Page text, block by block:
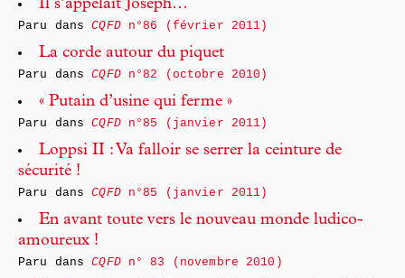
Il s’appelait Joseph…
Paru dansCQFDn°86 (février 2011)
La corde autour du piquet
Paru dansCQFDn°82 (octobre 2010)
« Putain d’usine qui ferme »
Paru dansCQFDn°85 (janvier 2011)
Loppsi II : Va falloir se serrer la ceinture de
sécurité !
Paru dansCQFDn°85 (janvier 2011)
En avant toute vers le nouveau monde ludico-
amoureux !
Paru dansCQFDn° 83 (novembre 2010)